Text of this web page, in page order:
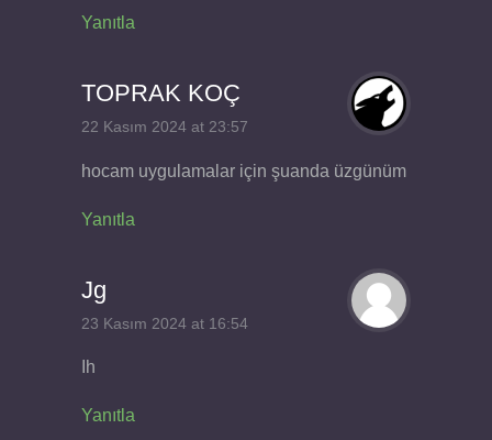
Yanıtla
TOPRAK KOÇ
22 Kasım 2024 at 23:57
hocam uygulamalar için şuanda üzgünüm
Yanıtla
Jg
23 Kasım 2024 at 16:54
Ih
Yanıtla